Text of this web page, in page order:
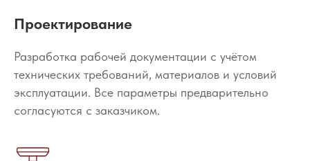
Проектирование
Разработка рабочей документации с учётом
технических требований, материалов и условий
эксплуатации. Все параметры предварительно
согласуются с заказчиком.